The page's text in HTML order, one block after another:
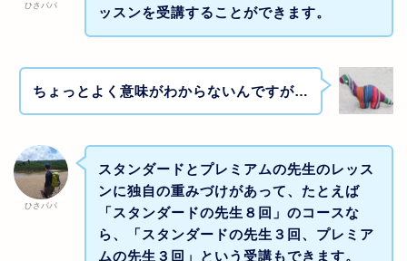
ひさパパ
ッスンを受講することができます。
ちょっとよく意味がわからないんですが…
ひさパパ
スタンダードとプレミアムの先生のレッス
ンに独自の重みづけがあって、たとえば
「スタンダードの先生８回」のコースな
ら、「スタンダードの先生３回、プレミア
ムの先生３回」という受講もできます。